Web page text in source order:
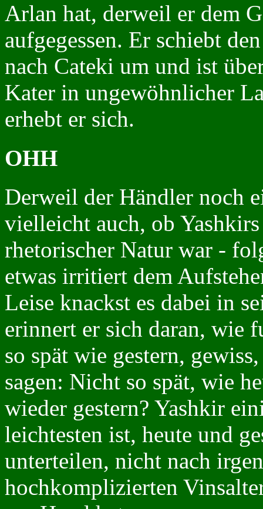
Arlan hat, derweil er dem
aufgegessen. Er schiebt
nach Cateki um und ist
Kater in ungewöhnlicher
erhebt er sich.
OHH
Derweil der Händler noch
vielleicht auch, ob
rhetorischer Natur war -
etwas irritiert dem
Leise knackst es dabei in
erinnert er sich daran, wie
so spät wie gestern,
sagen: Nicht so spät, wie
wieder gestern? Yashkir
leichtesten ist, heute und
unterteilen, nicht nach
hochkomplizierten